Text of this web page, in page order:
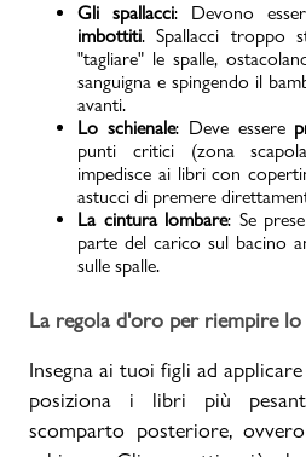
Gli spallacci: Devono
imbottiti. Spallacci troppo
"tagliare" le spalle,
sanguigna e spingendo il
avanti.
Lo schienale: Deve essere
punti critici (zona
impedisce ai libri con
astucci di premere
La cintura lombare: Se
parte del carico sul bacino
sulle spalle.
La regola d'oro per riempire lo
Insegna ai tuoi figli ad
posiziona i libri più
scomparto posteriore,